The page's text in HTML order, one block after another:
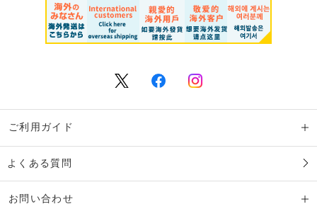
ご利用ガイド
よくある質問
お問い合わせ